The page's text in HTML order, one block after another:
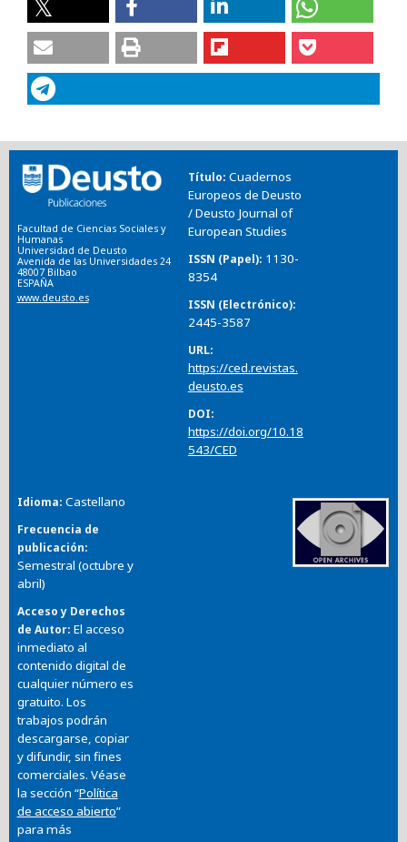
Facultad de Ciencias Sociales y
Humanas
Universidad de Deusto
Avenida de las Universidades 24
48007 Bilbao
ESPAÑA
www.deusto.es
Título Cuadernos
Europeos de Deusto
/ Deusto Journal of
European Studies
ISSN (Papel) 1130-
8354
ISSN (Electrónico)
2445-3587
URL
https://ced.revistas.
deusto.es
DOI
https://doi.org/10.18
543/CED
Idioma Castellano
Frecuencia de
publicación
Semestral (octubre y
abril)
Acceso y Derechos
de Autor El acceso
inmediato al
contenido digital de
cualquier número es
gratuito. Los
trabajos podrán
descargarse, copiar
y difundir, sin fines
comerciales. Véase
la sección “Política
de acceso abierto”
para más